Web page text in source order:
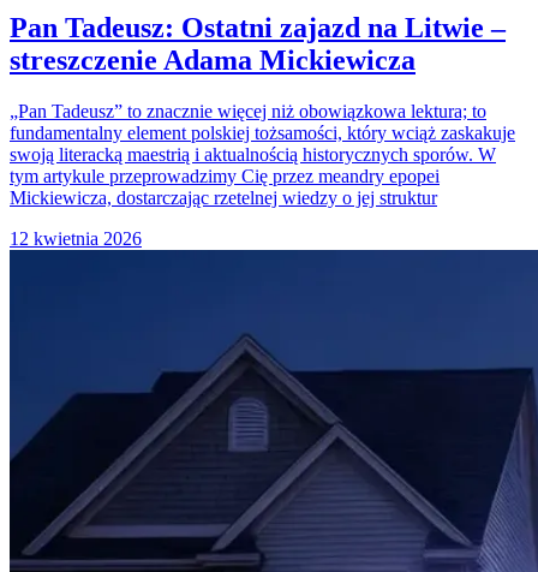
Pan Tadeusz: Ostatni zajazd na Litwie –
streszczenie Adama Mickiewicza
„Pan Tadeusz” to znacznie więcej niż obowiązkowa lektura; to
fundamentalny element polskiej tożsamości, który wciąż zaskakuje
swoją literacką maestrią i aktualnością historycznych sporów. W
tym artykule przeprowadzimy Cię przez meandry epopei
Mickiewicza, dostarczając rzetelnej wiedzy o jej struktur
12 kwietnia 2026